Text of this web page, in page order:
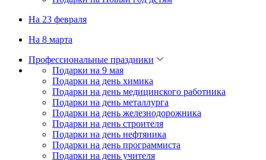
На 23 февраля
На 8 марта
Профессиональные праздники
Подарки на 9 мая
Подарки на день химика
Подарки на день медицинского работника
Подарки на день металлурга
Подарки на день железнодорожника
Подарки на день строителя
Подарки на день нефтяника
Подарки на день программиста
Подарки на день учителя